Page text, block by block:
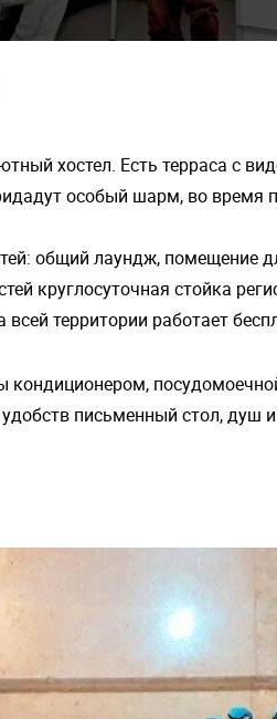
хостел. Есть терраса с
особый шарм, во время
общий лаундж, помещение
круглосуточная стойка
территории работает
кондиционером,
письменный стол, душ